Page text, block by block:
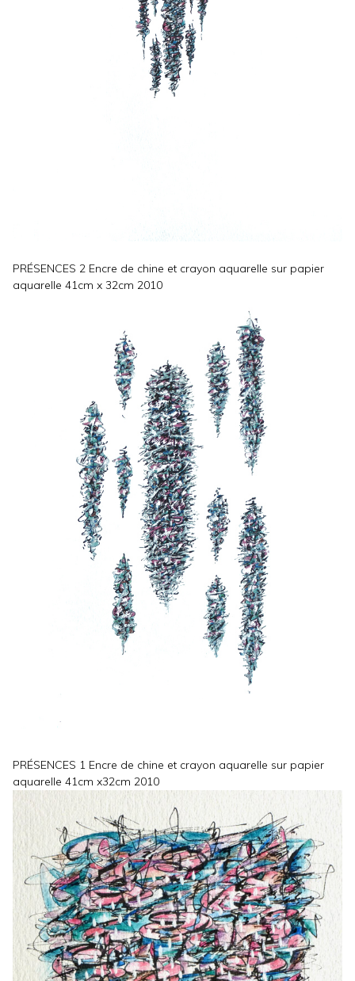
PRÉSENCES 2 Encre de chine et crayon aquarelle sur papier
aquarelle 41cm x 32cm 2010
PRÉSENCES 1 Encre de chine et crayon aquarelle sur papier
aquarelle 41cm x32cm 2010